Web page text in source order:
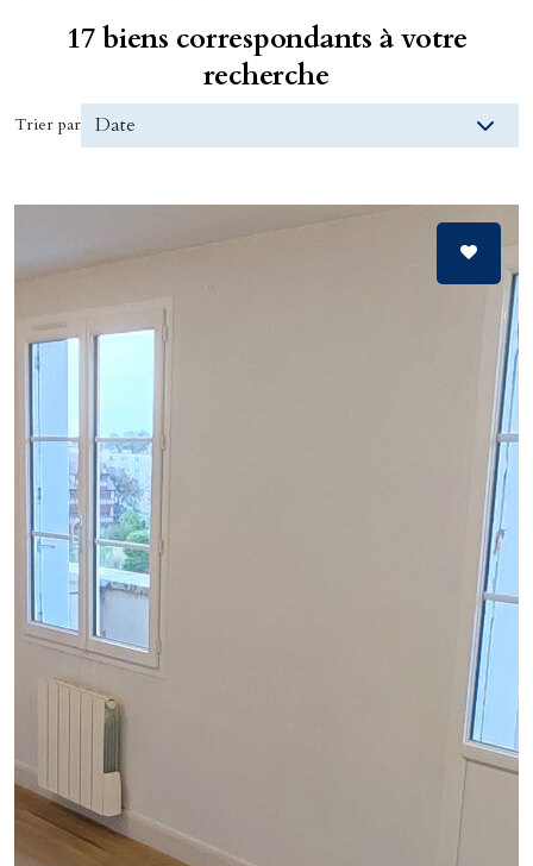
17 biens correspondants à votre
recherche
Trier par